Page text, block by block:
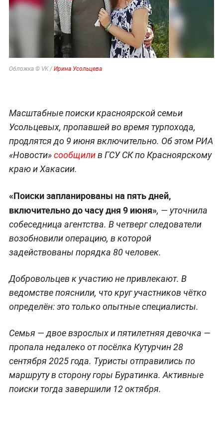
Обложка © VK /Ирина Усольцева
Масштабные поиски красноярской семьи
Усольцевых, пропавшей во время турпохода,
продлятся до 9 июня включительно. Об этом РИА
«Новости»сообщилив ГСУ СК по Красноярскому
краю и Хакасии.
«Поиски запланированы на пять дней,
включительно до часу дня 9 июня», — уточнила
собеседница агентства. В четверг следователи
возобновили операцию, в которой
задействованы порядка 80 человек.
Добровольцев к участию не привлекают. В
ведомстве пояснили, что круг участников чётко
определён: это только опытные специалисты.
Семья — двое взрослых и пятилетняя девочка —
пропала недалеко от посёлка Кутурчин 28
сентября 2025 года. Туристы отправились по
маршруту в сторону горы Буратинка. Активные
поиски тогда завершили 12 октября.